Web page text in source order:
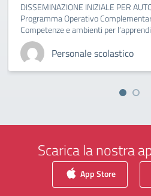
DISSEMINAZIONE INIZIALE PER
Programma Operativo
Competenze e ambienti per
Personale scolastico
Scarica la nostra
App Store